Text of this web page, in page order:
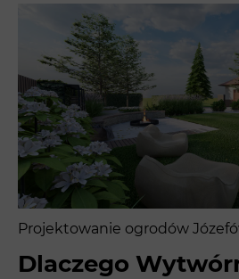
Projektowanie ogrodów
Dlaczego